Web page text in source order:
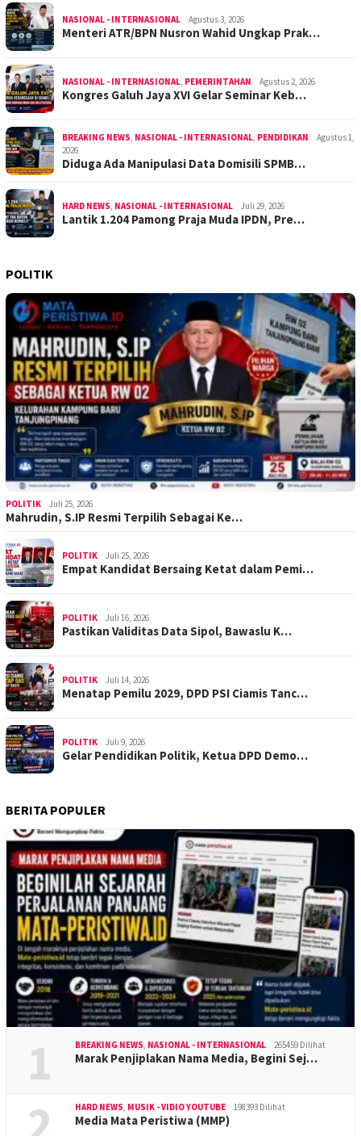
NASIONAL - INTERNASIONAL Agustus 3, 2026
Menteri ATR/BPN Nusron Wahid Ungkap Prak…
NASIONAL - INTERNASIONAL PEMERINTAHAN Agustus 2, 2026
Kongres Galuh Jaya XVI Gelar Seminar Keb…
BREAKING NEWS NASIONAL - INTERNASIONAL PENDIDIKAN
Agustus 1,
2026
Diduga Ada Manipulasi Data Domisili SPMB…
HARD NEWS NASIONAL - INTERNASIONAL Juli 29, 2026
Lantik 1.204 Pamong Praja Muda IPDN, Pre…
POLITIK
POLITIK Juli 25, 2026
Mahrudin, S.IP Resmi Terpilih Sebagai Ke…
POLITIK Juli 25, 2026
Empat Kandidat Bersaing Ketat dalam Pemi…
POLITIK Juli 16, 2026
Pastikan Validitas Data Sipol, Bawaslu K…
POLITIK Juli 14, 2026
Menatap Pemilu 2029, DPD PSI Ciamis Tanc…
POLITIK Juli 9, 2026
Gelar Pendidikan Politik, Ketua DPD Demo…
BERITA POPULER
1 BREAKING NEWS, NASIONAL - INTERNASIONAL 265459 Dilihat
Marak Penjiplakan Nama Media, Begini Sej…
HARD NEWS, MUSIK - VIDIO YOUTUBE 198393 Dilihat
Media Mata Peristiwa (MMP)